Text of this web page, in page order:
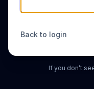
Back to login
If you don’t